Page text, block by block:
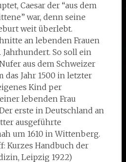
Caesar der “aus dem
war, denn seine
weit überlebt.
an lebenden Frauen
Jahrhundert. So soll ein
aus dem Schweizer
das Jahr 1500 in letzter
Kind per
lebenden Frau
erste in Deutschland an
ausgeführte
um 1610 in Wittenberg.
Kurzes Handbuch der
Leipzig 1922)